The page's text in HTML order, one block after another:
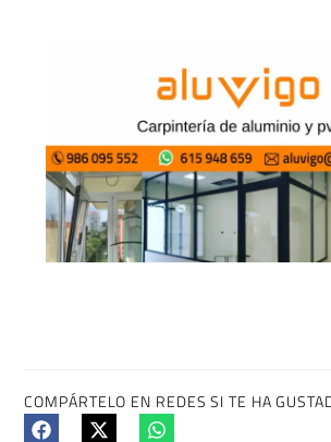
COMPÁRTELO EN REDES SI TE HA